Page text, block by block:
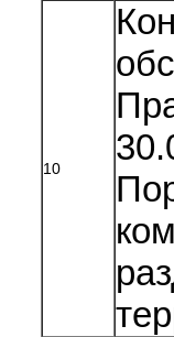
10